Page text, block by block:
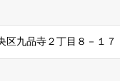
区九品寺２丁目８－１７